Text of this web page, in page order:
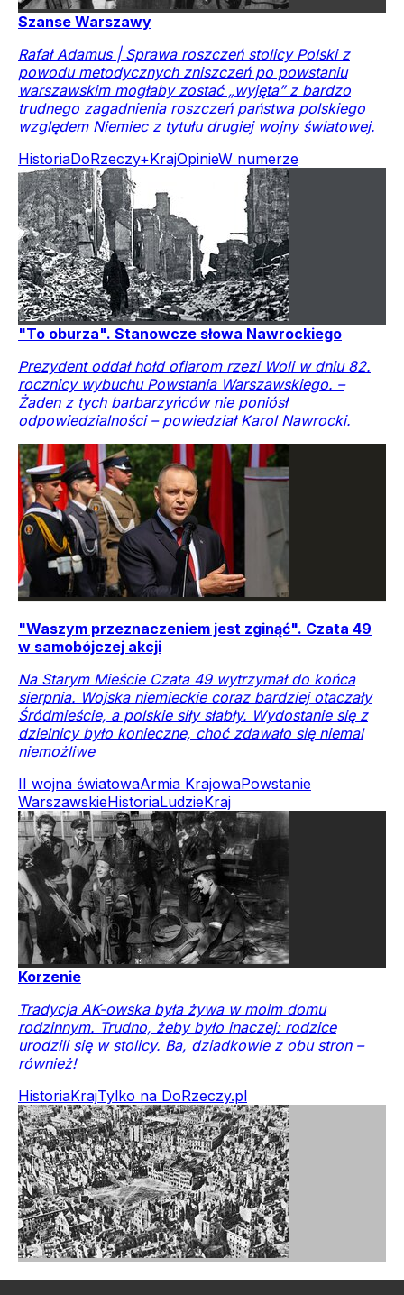
Szanse Warszawy
Rafał Adamus | Sprawa roszczeń stolicy Polski z
powodu metodycznych zniszczeń po powstaniu
warszawskim mogłaby zostać „wyjęta” z bardzo
trudnego zagadnienia roszczeń państwa polskiego
względem Niemiec z tytułu drugiej wojny światowej.
HistoriaDoRzeczy+KrajOpinieW numerze
"To oburza". Stanowcze słowa Nawrockiego
Prezydent oddał hołd ofiarom rzezi Woli w dniu 82.
rocznicy wybuchu Powstania Warszawskiego. –
Żaden z tych barbarzyńców nie poniósł
odpowiedzialności – powiedział Karol Nawrocki.
"Waszym przeznaczeniem jest zginąć". Czata 49
w samobójczej akcji
Na Starym Mieście Czata 49 wytrzymał do końca
sierpnia. Wojska niemieckie coraz bardziej otaczały
Śródmieście, a polskie siły słabły. Wydostanie się z
dzielnicy było konieczne, choć zdawało się niemal
niemożliwe
II wojna światowaArmia KrajowaPowstanie
WarszawskieHistoriaLudzieKraj
Korzenie
Tradycja AK-owska była żywa w moim domu
rodzinnym. Trudno, żeby było inaczej: rodzice
urodzili się w stolicy. Ba, dziadkowie z obu stron –
również!
HistoriaKrajTylko na DoRzeczy.pl